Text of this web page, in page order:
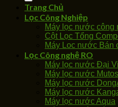
Trang Chủ
Lọc Công Nghiệp
Máy lọc nước công
Cột Lọc Tổng
Máy Loc nước Bán
Lọc Công nghệ RO
Máy lọc nước Đại
Máy lọc nước
Máy lọc nước
Máy lọc nước
Máy lọc nước Aqua